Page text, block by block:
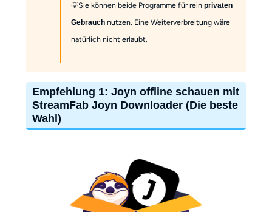
💡Sie können beide Programme für reinprivaten
Gebrauch nutzen. Eine Weiterverbreitung wäre
natürlich nicht erlaubt.
Empfehlung 1: Joyn offline schauen mit
StreamFab Joyn Downloader (Die beste
Wahl)